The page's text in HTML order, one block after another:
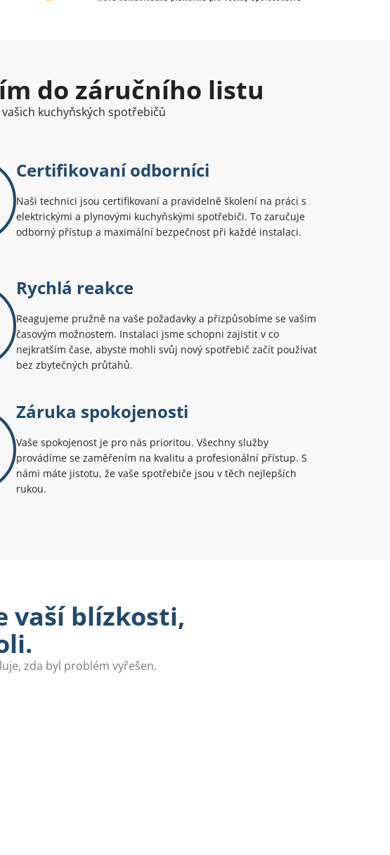
do záručního listu
kuchyňských spotřebičů
Certifikovaní odborníci
Naši technici jsou certifikovaní a pravidelně školení na práci s
elektrickými a plynovými kuchyňskými spotřebiči. To zaručuje
odborný přístup a maximální bezpečnost při každé instalaci.
Rychlá reakce
Reagujeme pružně na vaše požadavky a přizpůsobíme se vašim
časovým možnostem. Instalaci jsme schopni zajistit v co
nejkratším čase, abyste mohli svůj nový spotřebič začít používat
bez zbytečných průtahů.
Záruka spokojenosti
Vaše spokojenost je pro nás prioritou. Všechny služby
provádíme se zaměřením na kvalitu a profesionální přístup. S
námi máte jistotu, že vaše spotřebiče jsou v těch nejlepších
rukou.
vaší blízkosti,
zda byl problém vyřešen.